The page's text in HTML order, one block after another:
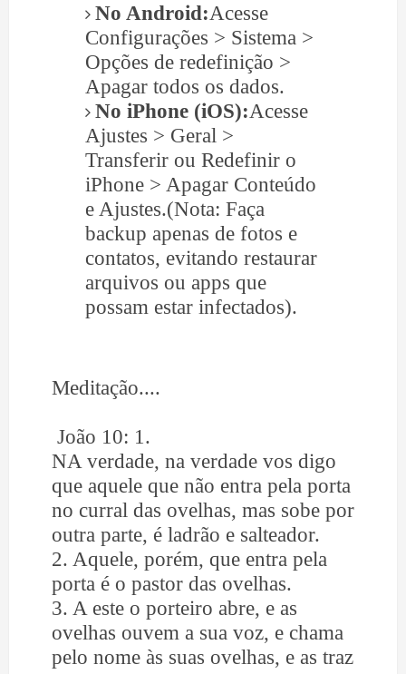
No Android:Acesse
Configurações > Sistema >
Opções de redefinição >
Apagar todos os dados.
No iPhone (iOS):Acesse
Ajustes > Geral >
Transferir ou Redefinir o
iPhone > Apagar Conteúdo
e Ajustes.(Nota: Faça
backup apenas de fotos e
contatos, evitando restaurar
arquivos ou apps que
possam estar infectados).
Meditação....
João 10: 1.
NA verdade, na verdade vos digo
que aquele que não entra pela porta
no curral das ovelhas, mas sobe por
outra parte, é ladrão e salteador.
2. Aquele, porém, que entra pela
porta é o pastor das ovelhas.
3. A este o porteiro abre, e as
ovelhas ouvem a sua voz, e chama
pelo nome às suas ovelhas, e as traz